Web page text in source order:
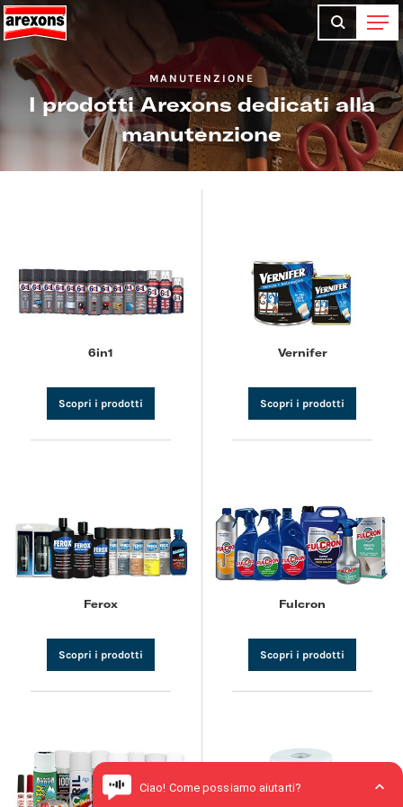
MANUTENZIONE
I prodotti Arexons dedicati alla
manutenzione
6in1
Scopri i prodotti
Vernifer
Scopri i prodotti
Ferox
Scopri i prodotti
Fulcron
Scopri i prodotti